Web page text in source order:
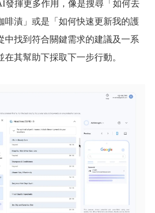
發揮更多作用，像是搜尋「如何去
啡漬」或是「如何快速更新我的護
中找到符合關鍵需求的建議及一系
在其幫助下採取下一步行動。